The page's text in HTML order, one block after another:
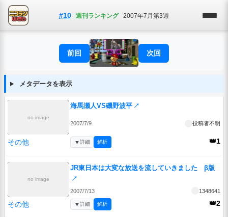
#10 週刊ランキング 2007年7月第3週
前回 次回
メタデータを表示
no image
海馬瀬人VS磯野波平 ↗
2007/7/9 投稿者不明
その他 👑1
▼詳細 解析
no image
JR東日本は大変な放送を流していきました β版
↗
2007/7/13 1348641
その他 👑2
▼詳細 解析